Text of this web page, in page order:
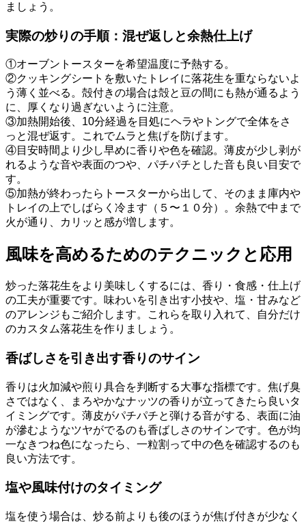
ましょう。
実際の炒りの手順：混ぜ返しと余熱仕上げ
①オーブントースターを希望温度に予熱する。
②クッキングシートを敷いたトレイに落花生を重ならないよ
う薄く並べる。殻付きの場合は殻と豆の間にも熱が通るよう
に、厚くなり過ぎないように注意。
③加熱開始後、10分経過を目処にヘラやトングで全体をさ
っと混ぜ返す。これでムラと焦げを防げます。
④目安時間より少し早めに香りや色を確認。薄皮が少し剥が
れるような音や表面のつや、パチパチとした音も良い目安で
す。
⑤加熱が終わったらトースターから出して、そのまま庫内や
トレイの上でしばらく冷ます（５〜１０分）。余熱で中まで
火が通り、カリッと感が増します。
風味を高めるためのテクニックと応用
炒った落花生をより美味しくするには、香り・食感・仕上げ
の工夫が重要です。味わいを引き出す小技や、塩・甘みなど
のアレンジもご紹介します。これらを取り入れて、自分だけ
のカスタム落花生を作りましょう。
香ばしさを引き出す香りのサイン
香りは火加減や煎り具合を判断する大事な指標です。焦げ臭
さではなく、まろやかなナッツの香りが立ってきたら良いタ
イミングです。薄皮がパチパチと弾ける音がする、表面に油
が滲むようなツヤがでるのも香ばしさのサインです。色が均
一なきつね色になったら、一粒割って中の色を確認するのも
良い方法です。
塩や風味付けのタイミング
塩を使う場合は、炒る前よりも後のほうが焦げ付きが少なく